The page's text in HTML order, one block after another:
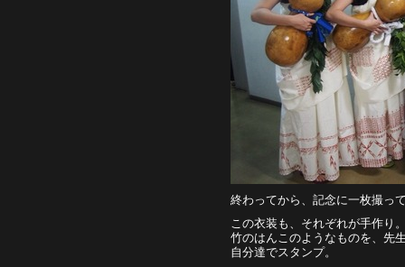
終わってから、記念に一枚撮っ
この衣装も、それぞれが手作り
竹のはんこのようなものを、先
自分達でスタンプ。